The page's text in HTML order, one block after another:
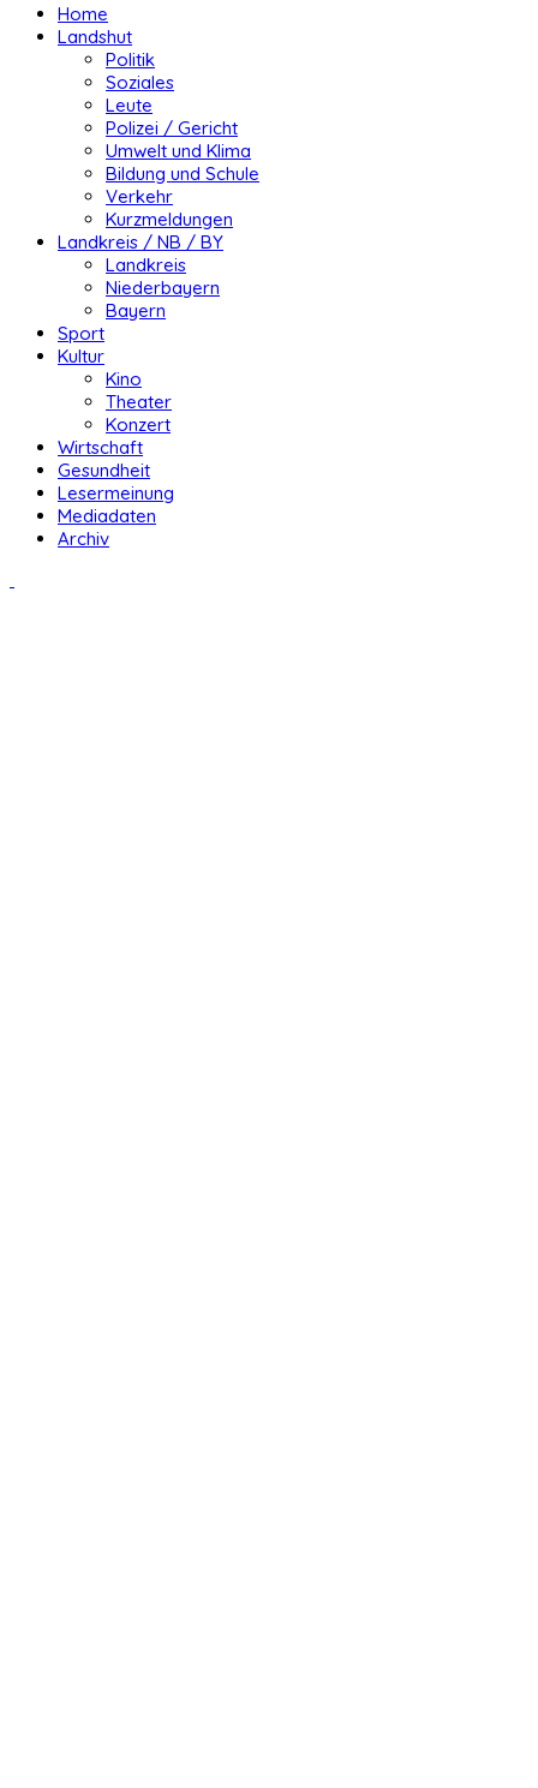
Home
Landshut
Politik
Soziales
Leute
Polizei / Gericht
Umwelt und Klima
Bildung und Schule
Verkehr
Kurzmeldungen
Landkreis / NB / BY
Landkreis
Niederbayern
Bayern
Sport
Kultur
Kino
Theater
Konzert
Wirtschaft
Gesundheit
Lesermeinung
Mediadaten
Archiv